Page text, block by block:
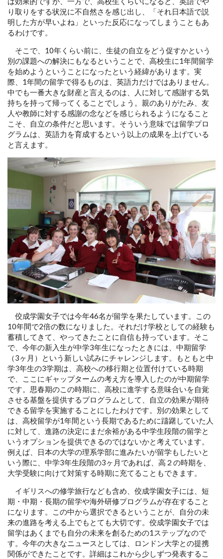
り取りをする状況に不自然さを感じ出し、「それ日本語で説
明した方が早いよね」といった反応になってしまうこともあ
るわけです。
そこで、10年くらい前に、生徒の自立をどう促すかという
別の課題への解決にもなるということで、高校生に1年間留学
を始めようということになったという経緯があります。実
際、1年間の留学で得るものは、英語力だけではありません。
中でも一番大きな財産と言えるのは、人に対して感謝する気
持ちを持って帰ってくることでしょう。親のありがたみ、友
人や教師に対する感謝の念などを感じられるようになること
こそ、自立の条件だと思います。そういう意味では留学プロ
グラムは、英語力を育成するという以上の成果を上げている
と言えます。
佼成学園女子では今年46名が留学を果たしています。この
10年間で2倍の数になりました。それだけ学校としての経験も
蓄積してきて、やってきたことに自信も持っています。そこ
で、今年の新入生が中学3年生になったときには、中期留学
（3ヶ月）という新しい試みにチャレンジします。もともと中
学3年生の3学期は、高校への移行期と位置付けている時期
で、ここにギャップタームの考え方を導入したのが中期留学
です。思春期のこの時期に、高校に進学する意味合いを自覚
させる基盤を提供するプログラムとして、自立の効果が期待
できる留学を実施することにしたわけです。別の効果として
は、高校留学が1年間という長期であるために躊躇していた人
に対して、進路の決定にまだ余裕がある中学生段階の留学と
いうオプションを提供できるのではないかと考えています。
例えば、日本の大学の理系学部に進みたいが留学もしたいと
いう際に、中学3年生段階の3ヶ月であれば、高２の時期を、
大学受験に向けて対策する時期に充てることもできます。
イギリスへの修学旅行なども含め、佼成学園女子には、短
期・中期・長期の留学や海外研修プログラムが存在すること
になります。この中から選択できるということが、自分の未
来の進路を考える上でもとても大切です。佼成学園女子では
留学はあくまでも自分の未来を創るための1ステップなので
す。今年の大きなニュースとしては、ロンドン大学との提携
関係ができたことです。詳細はこれから少しずつ発表するこ